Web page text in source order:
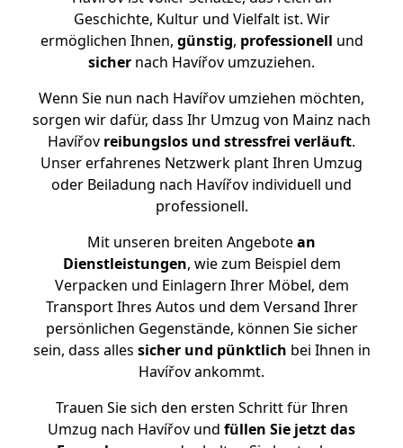
Geschichte, Kultur und Vielfalt ist. Wir
ermöglichen Ihnen, günstig, professionell und
sicher nach Havířov umzuziehen.
Wenn Sie nun nach Havířov umziehen möchten,
sorgen wir dafür, dass Ihr Umzug von Mainz nach
Havířov reibungslos und stressfrei verläuft.
Unser erfahrenes Netzwerk plant Ihren Umzug
oder Beiladung nach Havířov individuell und
professionell.
Mit unseren breiten Angebotean
Dienstleistungen, wie zum Beispiel dem
Verpacken und Einlagern Ihrer Möbel, dem
Transport Ihres Autos und dem Versand Ihrer
persönlichen Gegenstände, können Sie sicher
sein, dass alles sicher und pünktlich bei Ihnen in
Havířov ankommt.
Trauen Sie sich den ersten Schritt für Ihren
Umzug nach Havířov und füllen Sie jetzt das